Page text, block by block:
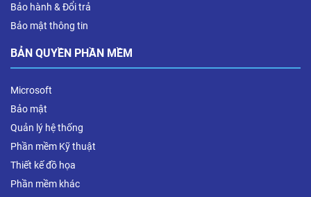
Bảo hành & Đổi trả
Bảo mật thông tin
BẢN QUYỀN PHẦN MỀM
Microsoft
Bảo mật
Quản lý hệ thống
Phần mềm Kỹ thuật
Thiết kế đồ họa
Phần mềm khác